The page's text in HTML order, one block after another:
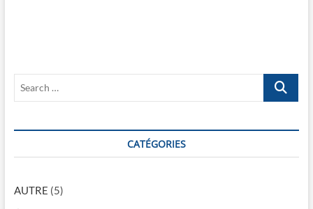
i
o
n
e
s
:
:
r
h
CATÉGORIES
AUTRE (5)